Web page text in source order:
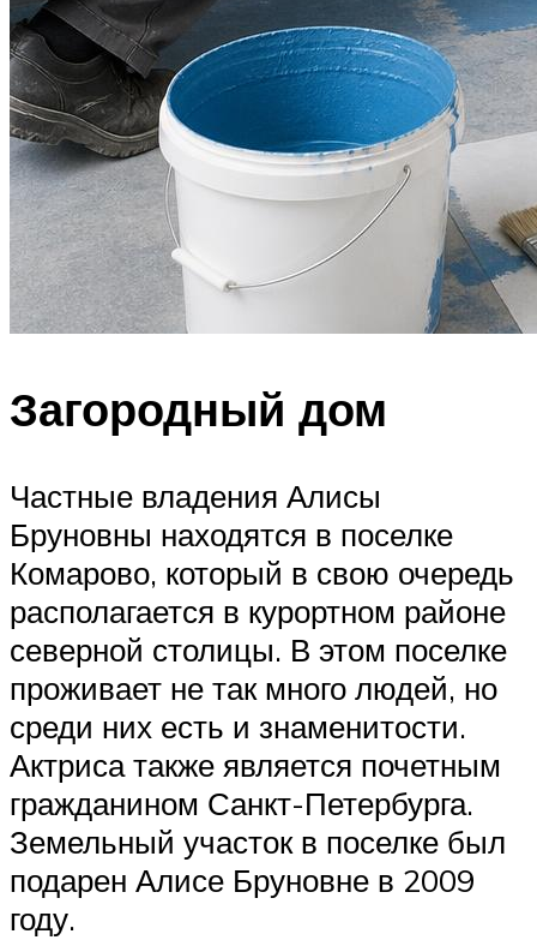
Загородный дом
Частные владения Алисы
Бруновны находятся в поселке
Комарово, который в свою очередь
располагается в курортном районе
северной столицы. В этом поселке
проживает не так много людей, но
среди них есть и знаменитости.
Актриса также является почетным
гражданином Санкт-Петербурга.
Земельный участок в поселке был
подарен Алисе Бруновне в 2009
году.